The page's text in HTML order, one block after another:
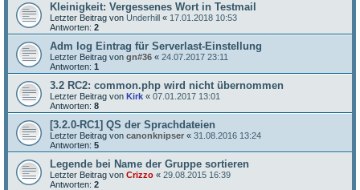
Kleinigkeit: Vergessenes Wort in Testmail
Letzter Beitrag von Underhill « 17.01.2018 10:53
Antworten: 2
Adm log Eintrag für Serverlast-Einstellung
Letzter Beitrag von gn#36 « 24.07.2017 23:11
Antworten: 1
3.2 RC2: common.php wird nicht übernommen
Letzter Beitrag von Kirk « 07.01.2017 13:01
Antworten: 8
[3.2.0-RC1] QS der Sprachdateien
Letzter Beitrag von canonknipser « 31.08.2016 13:24
Antworten: 5
Legende bei Name der Gruppe sortieren
Letzter Beitrag von Crizzo « 29.08.2015 16:39
Antworten: 2